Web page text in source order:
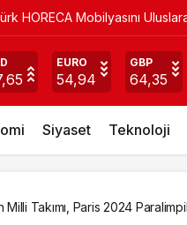
HORECA Mobilyasını
EURO
54,94
GBP
64,35
Siyaset Teknoloji
Milli Takımı, Paris 2024
Oyunları’nda Finale